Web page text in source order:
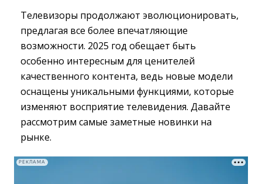
Телевизоры продолжают эволюционировать,
предлагая все более впечатляющие
возможности. 2025 год обещает быть
особенно интересным для ценителей
качественного контента, ведь новые модели
оснащены уникальными функциями, которые
изменяют восприятие телевидения. Давайте
рассмотрим самые заметные новинки на
рынке.
РЕКЛАМА